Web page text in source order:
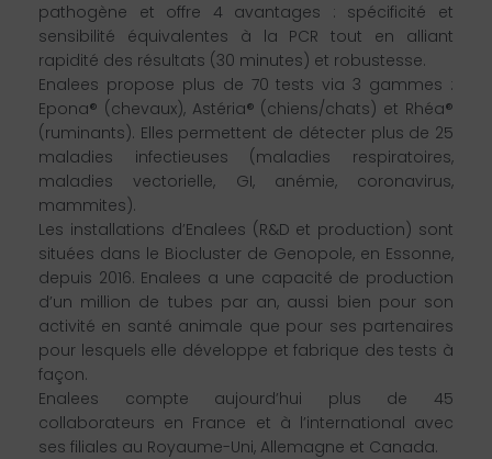
pathogène et offre 4 avantages : spécificité et
sensibilité équivalentes à la PCR tout en alliant
rapidité des résultats (30 minutes) et robustesse.
Enalees propose plus de 70 tests via 3 gammes :
Epona® (chevaux), Astéria® (chiens/chats) et Rhéa®
(ruminants). Elles permettent de détecter plus de 25
maladies infectieuses (maladies respiratoires,
maladies vectorielle, GI, anémie, coronavirus,
mammites).
Les installations d’Enalees (R&D et production) sont
situées dans le Biocluster de Genopole, en Essonne,
depuis 2016. Enalees a une capacité de production
d’un million de tubes par an, aussi bien pour son
activité en santé animale que pour ses partenaires
pour lesquels elle développe et fabrique des tests à
façon.
Enalees compte aujourd’hui plus de 45
collaborateurs en France et à l’international avec
ses filiales au Royaume-Uni, Allemagne et Canada.